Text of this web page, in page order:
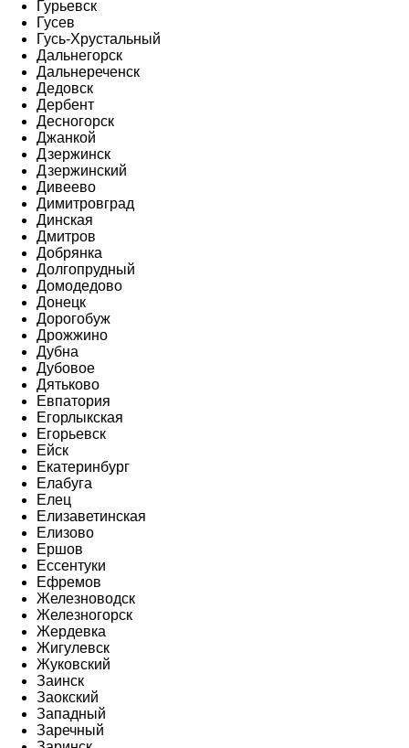
Гурьевск
Гусев
Гусь-Хрустальный
Дальнегорск
Дальнереченск
Дедовск
Дербент
Десногорск
Джанкой
Дзержинск
Дзержинский
Дивеево
Димитровград
Динская
Дмитров
Добрянка
Долгопрудный
Домодедово
Донецк
Дорогобуж
Дрожжино
Дубна
Дубовое
Дятьково
Евпатория
Егорлыкская
Егорьевск
Ейск
Екатеринбург
Елабуга
Елец
Елизаветинская
Елизово
Ершов
Ессентуки
Ефремов
Железноводск
Железногорск
Жердевка
Жигулевск
Жуковский
Заинск
Заокский
Западный
Заречный